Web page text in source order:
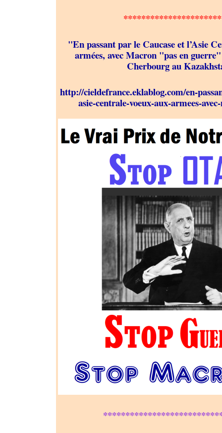
"En passant par le Caucase et l’Asie
armées, avec Macron "pas en
Cherbourg au
http://cieldefrance.eklablog.com/en-
asie-centrale-voeux-aux-armees-